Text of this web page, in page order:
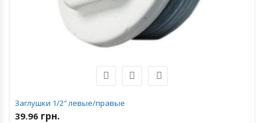
Заглушки 1/2″ левые/правые
39.96 грн.